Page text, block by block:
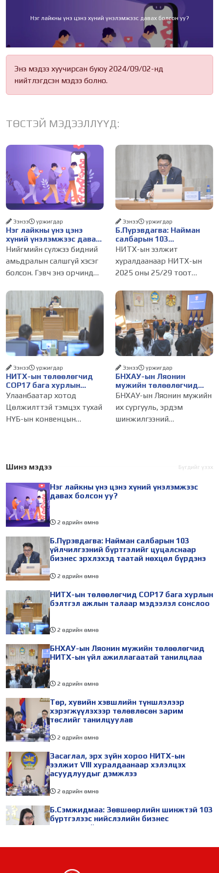
Нэг лайкны үнэ цэнэ хүний үнэлэмжээс давах болсон уу?
Энэ мэдээ хуучирсан буюу 2024/09/02-нд
нийтлэгдсэн мэдээ болно.
ТӨСТЭЙ МЭДЭЭЛЛҮҮД:
Нэг лайкны үнэ цэнэ
хүний үнэлэмжээс давах
болсон уу?
Ээнээ уржигдар
Нийгмийн сүлжээ бидний
амьдралын салшгүй хэсэг
болсон. Гэвч энэ орчинд
амжилт, тэр ч байтугай
хүний үнэ цэнийг хүртэл
лайк, шэйр, дагагчийн
тоогоор хэмжих хандлага
газар авч
Б.Пүрэвдагва: Найман
салбарын 103
үйлчилгээний
бүртгэлийг цуцалснаар
бизнес эрхлэхэд таатай
нөхцөл бүрдэнэ
Ээнээ уржигдар
НИТХ-ын ээлжит
хуралдаанаар НИТХ-ын
2025 оны 25/29 тоот
журмын зарим хэсгийг
хүчингүй болгож,
зөвшөөрлийн шинжтэй
103 бүртгэлээс нийслэлийн
бизнес эрхлэгчдийг
НИТХ-ын төлөөлөгчид
COP17 бага хурлын
бэлтгэл ажлын талаар
мэдээлэл сонслоо
Ээнээ уржигдар
Улаанбаатар хотод
Цөлжилттэй тэмцэх тухай
НҮБ-ын конвенцын
өдөр зохион
холбогдуулан Нийслэлийн
БНХАУ-ын Ляонин
мужийн төлөөлөгчид
НИТХ-ын үйл
танилцлаа
Ээнээ уржигдар
БНХАУ-ын Ляонин мужийн
их сургууль, эрдэм
шинжилгээний
төлөөлөгчид Монгол
айлчлалынхаа хүрээнд
Шинэ мэдээ Бүгдийг үзэх
Нэг лайкны үнэ цэнэ хүний үнэлэмжээс
давах болсон уу?
2 өдрийн өмнө
Б.Пүрэвдагва: Найман салбарын 103
үйлчилгээний бүртгэлийг цуцалснаар
бизнес эрхлэхэд таатай нөхцөл бүрдэнэ
2 өдрийн өмнө
НИТХ-ын төлөөлөгчид COP17 бага хурлын
бэлтгэл ажлын талаар мэдээлэл сонслоо
2 өдрийн өмнө
БНХАУ-ын Ляонин мужийн төлөөлөгчид
НИТХ-ын үйл ажиллагаатай танилцлаа
2 өдрийн өмнө
Төр, хувийн хэвшлийн түншлэлээр
хэрэгжүүлэхээр төлөвлөсөн зарим
төслийг танилцуулав
2 өдрийн өмнө
Засаглал, эрх зүйн хороо НИТХ-ын
ээлжит VIII хуралдаанаар хэлэлцэх
асуудлуудыг дэмжлээ
2 өдрийн өмнө
Б.Сэмжидмаа: Зөвшөөрлийн шинжтэй 103
бүртгэлээс нийслэлийн бизнес
эрхлэгчдийг чөлөөллөө